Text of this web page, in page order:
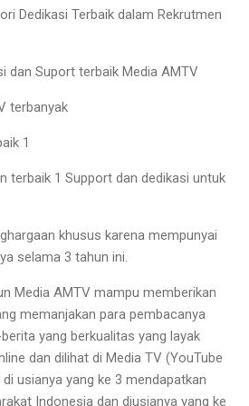
Dedikasi Terbaik dalam Rekrutmen
dan Suport terbaik Media AMTV
terbanyak
1
terbaik 1 Support dan dedikasi untuk
khusus karena mempunyai
selama 3 tahun ini.
Media AMTV mampu memberikan
memanjakan para pembacanya
yang berkualitas yang layak
dan dilihat di Media TV (YouTube
usianya yang ke 3 mendapatkan
Indonesia dan diusianya yang ke